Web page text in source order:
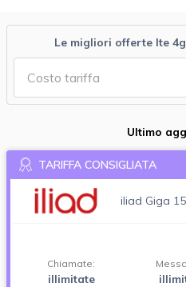
Le migliori offerte lte
Ultimo
TARIFFA CONSIGLIATA
iliad Giga
Chiamate:
illimitate